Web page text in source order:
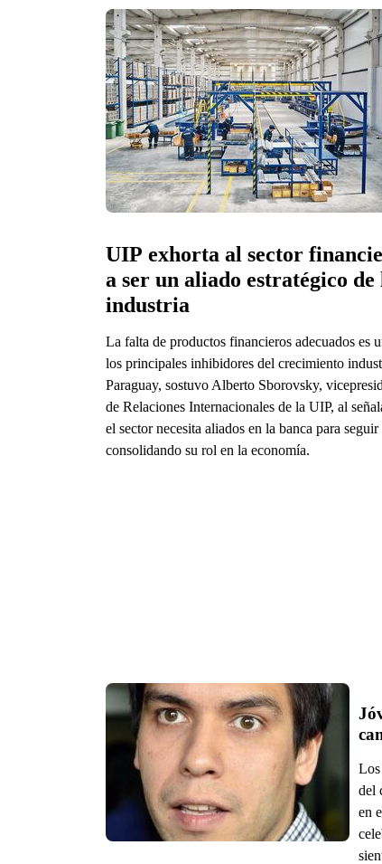
UIP exhorta al sector
a ser un aliado estratégico de
industria
La falta de productos financieros adecuados es
los principales inhibidores del crecimiento
Paraguay, sostuvo Alberto Sborovsky,
de Relaciones Internacionales de la UIP, al
el sector necesita aliados en la banca para seguir
consolidando su rol en la economía.
Los
del
en